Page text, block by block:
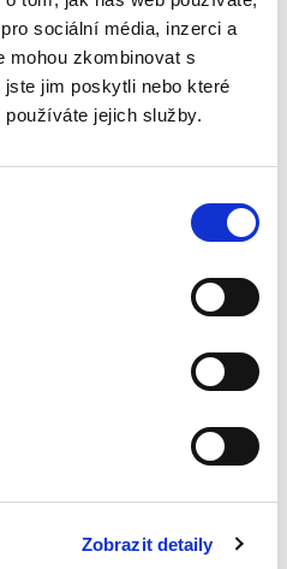
sociální média, inzerci a
mohou zkombinovat s
jim poskytli nebo které
jejich služby.
Zobrazit detaily
v roce 2014 stala
Deset let účinnosti
zákoníku
vystupujících na
účinnosti
Olomouci. Jejími